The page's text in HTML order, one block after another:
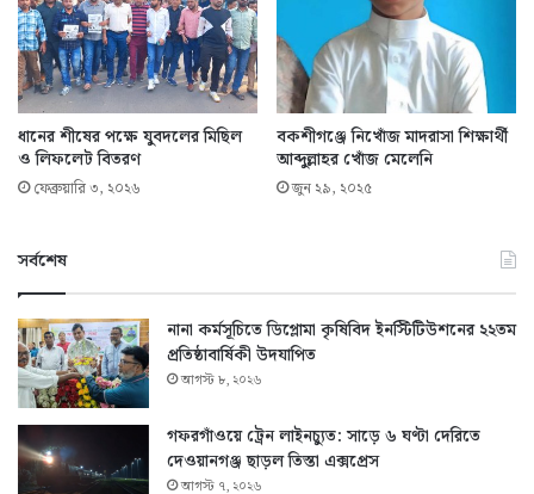
ধানের শীষের পক্ষে যুবদলের মিছিল
ও লিফলেট বিতরণ
ফেব্রুয়ারি ৩, ২০২৬
বকশীগঞ্জে নিখোঁজ মাদরাসা শিক্ষার্থী
আব্দুল্লাহর খোঁজ মেলেনি
জুন ২৯, ২০২৫
সর্বশেষ
নানা কর্মসূচিতে ডিপ্লোমা কৃষিবিদ ইনস্টিটিউশনের ২২তম
প্রতিষ্ঠাবার্ষিকী উদযাপিত
আগস্ট ৮, ২০২৬
গফরগাঁওয়ে ট্রেন লাইনচ্যুত: সাড়ে ৬ ঘণ্টা দেরিতে
দেওয়ানগঞ্জ ছাড়ল তিস্তা এক্সপ্রেস
আগস্ট ৭, ২০২৬